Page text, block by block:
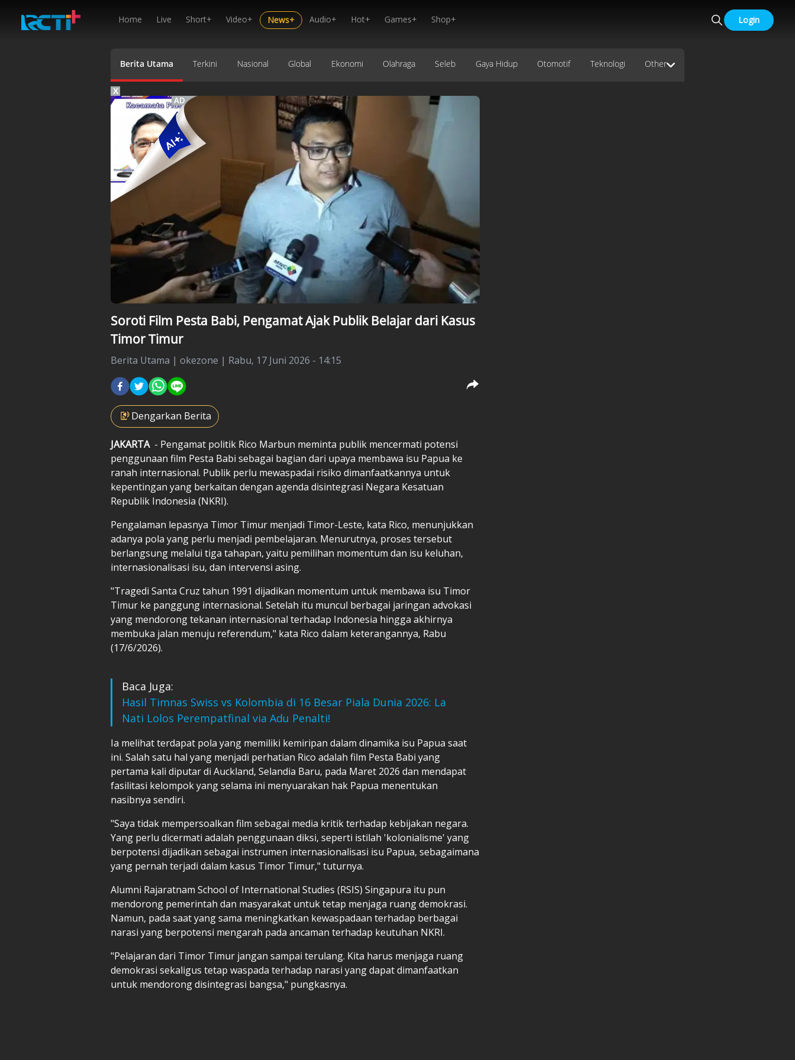
Home Live Short+ Video+ News+ Audio+ Hot+ Games+ Shop+ Login
Berita Utama Terkini Nasional Global Ekonomi Olahraga Seleb Gaya Hidup Otomotif Teknologi Other
Soroti Film Pesta Babi, Pengamat Ajak Publik Belajar dari Kasus
Timor Timur
Berita Utama | okezone | Rabu, 17 Juni 2026 - 14:15
Dengarkan Berita
JAKARTA- Pengamat politik Rico Marbun meminta publik mencermati potensi
penggunaan film Pesta Babi sebagai bagian dari upaya membawa isu Papua ke
ranah internasional. Publik perlu mewaspadai risiko dimanfaatkannya untuk
kepentingan yang berkaitan dengan agenda disintegrasi Negara Kesatuan
Republik Indonesia (NKRI).
Pengalaman lepasnya Timor Timur menjadi Timor-Leste, kata Rico, menunjukkan
adanya pola yang perlu menjadi pembelajaran. Menurutnya, proses tersebut
berlangsung melalui tiga tahapan, yaitu pemilihan momentum dan isu keluhan,
internasionalisasi isu, dan intervensi asing.
"Tragedi Santa Cruz tahun 1991 dijadikan momentum untuk membawa isu Timor
Timur ke panggung internasional. Setelah itu muncul berbagai jaringan advokasi
yang mendorong tekanan internasional terhadap Indonesia hingga akhirnya
membuka jalan menuju referendum," kata Rico dalam keterangannya, Rabu
(17/6/2026).
Baca Juga:
Hasil Timnas Swiss vs Kolombia di 16 Besar Piala Dunia 2026: La
Nati Lolos Perempatfinal via Adu Penalti!
Ia melihat terdapat pola yang memiliki kemiripan dalam dinamika isu Papua saat
ini. Salah satu hal yang menjadi perhatian Rico adalah film Pesta Babi yang
pertama kali diputar di Auckland, Selandia Baru, pada Maret 2026 dan mendapat
fasilitasi kelompok yang selama ini menyuarakan hak Papua menentukan
nasibnya sendiri.
"Saya tidak mempersoalkan film sebagai media kritik terhadap kebijakan negara.
Yang perlu dicermati adalah penggunaan diksi, seperti istilah 'kolonialisme' yang
berpotensi dijadikan sebagai instrumen internasionalisasi isu Papua, sebagaimana
yang pernah terjadi dalam kasus Timor Timur," tuturnya.
Alumni Rajaratnam School of International Studies (RSIS) Singapura itu pun
mendorong pemerintah dan masyarakat untuk tetap menjaga ruang demokrasi.
Namun, pada saat yang sama meningkatkan kewaspadaan terhadap berbagai
narasi yang berpotensi mengarah pada ancaman terhadap keutuhan NKRI.
"Pelajaran dari Timor Timur jangan sampai terulang. Kita harus menjaga ruang
demokrasi sekaligus tetap waspada terhadap narasi yang dapat dimanfaatkan
untuk mendorong disintegrasi bangsa," pungkasnya.
X